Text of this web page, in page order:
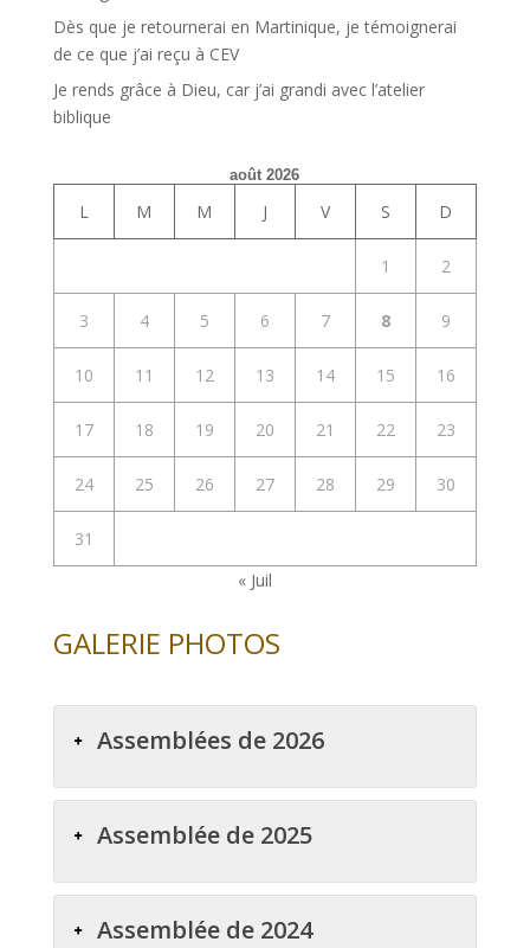
Dès que je retournerai en Martinique, je témoignerai
de ce que j’ai reçu à CEV
Je rends grâce à Dieu, car j’ai grandi avec l’atelier
biblique
août 2026
L M M J V S D
1 2
3 4 5 6 7 8 9
10 11 12 13 14 15 16
17 18 19 20 21 22 23
24 25 26 27 28 29 30
31
« Juil
GALERIE PHOTOS
Assemblées de 2026
Assemblée de 2025
Assemblée de 2024